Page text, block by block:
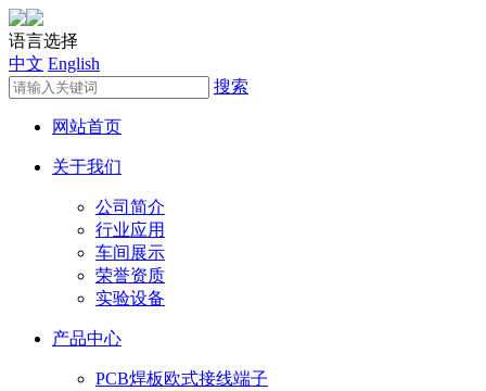
语言选择
中文 English
搜索
网站首页
关于我们
公司简介
行业应用
车间展示
荣誉资质
实验设备
产品中心
PCB焊板欧式接线端子